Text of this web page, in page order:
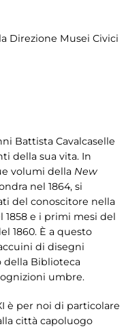
Direzione Musei Civici
Battista Cavalcaselle
della sua vita. In
volumi della New
nel 1864, si
del conoscitore nella
e i primi mesi del
1860. È a questo
di disegni
della Biblioteca
umbre.
è per noi di particolare
città capoluogo